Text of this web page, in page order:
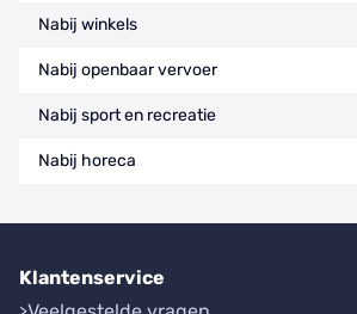
Nabij winkels
Nabij openbaar vervoer
Nabij sport en recreatie
Nabij horeca
Klantenservice